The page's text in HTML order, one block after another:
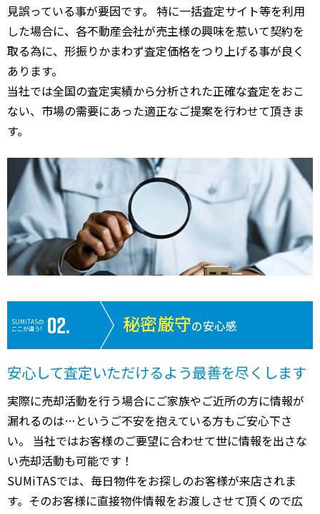
見誤っている事が要因です。 特に一括査定サイト等を利用
した場合に、各不動産会社が売主様の興味を惹いて契約を
取る為に、形振りかまわず査定価格をつり上げる事が良く
あります。
当社では全国の査定実績から分析された正確な査定をおこ
ない、市場の需要にあった適正なご提案を行わせて頂きま
す。
SUMiTASの
ここが違う!
秘密厳守の安心感
安心して査定いただけるよう最善を尽くします
実際に売却活動を行う場合にご家族やご近所の方に情報が
漏れるのは…というご不安を抱えている方もご安心下さ
い。 当社ではお客様のご要望に合わせて世に情報を出さな
い売却活動も可能です！
SUMiTASでは、毎日物件をお探しのお客様が来店されま
す。そのお客様に直接物件情報をお渡しさせて頂くので広